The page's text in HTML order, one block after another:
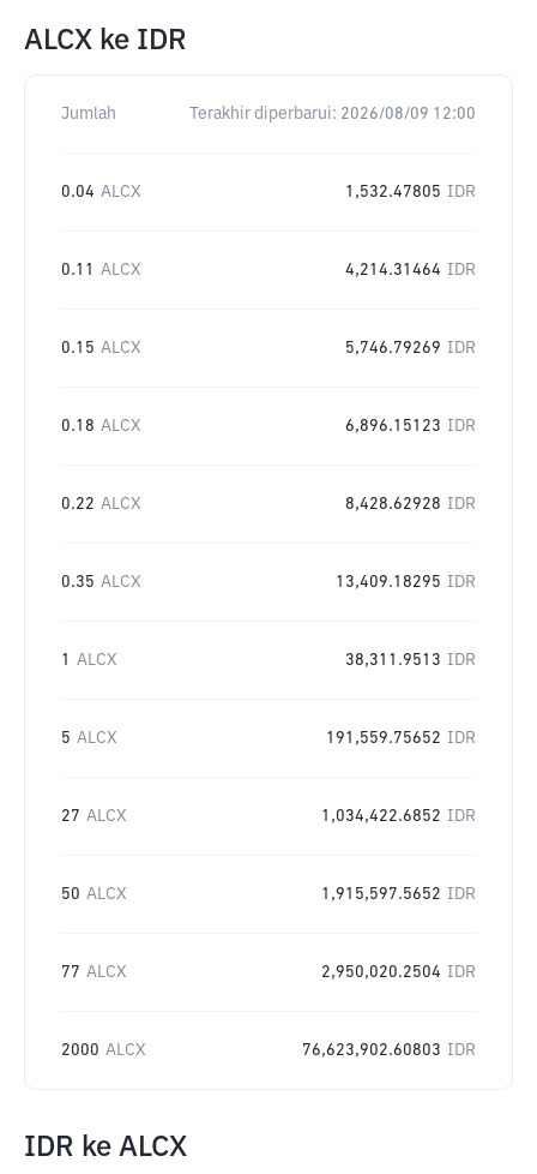
ALCX ke IDR
Jumlah Terakhir diperbarui: 2026/08/09 12:00
0.04 ALCX 1,532.47805 IDR
0.11 ALCX 4,214.31464 IDR
0.15 ALCX 5,746.79269 IDR
0.18 ALCX 6,896.15123 IDR
0.22 ALCX 8,428.62928 IDR
0.35 ALCX 13,409.18295 IDR
1 ALCX 38,311.9513 IDR
5 ALCX 191,559.75652 IDR
27 ALCX 1,034,422.6852 IDR
50 ALCX 1,915,597.5652 IDR
77 ALCX 2,950,020.2504 IDR
2000 ALCX 76,623,902.60803 IDR
IDR ke ALCX